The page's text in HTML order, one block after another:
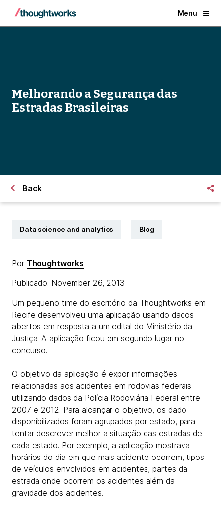
Menu
Melhorando a Segurança das
Estradas Brasileiras
Back
Data science and analytics Blog
Por Thoughtworks
Publicado: November 26, 2013
Um pequeno time do escritório da Thoughtworks em
Recife desenvolveu uma aplicação usando dados
abertos em resposta a um edital do Ministério da
Justiça. A aplicação ficou em segundo lugar no
concurso.
O objetivo da aplicação é expor informações
relacionadas aos acidentes em rodovias federais
utilizando dados da Polícia Rodoviária Federal entre
2007 e 2012. Para alcançar o objetivo, os dado
disponibilizados foram agrupados por estado, para
tentar descrever melhor a situação das estradas de
cada estado. Por exemplo, a aplicação mostrava
horários do dia em que mais acidente ocorrem, tipos
de veículos envolvidos em acidentes, partes da
estrada onde ocorrem os acidentes além da
gravidade dos acidentes.